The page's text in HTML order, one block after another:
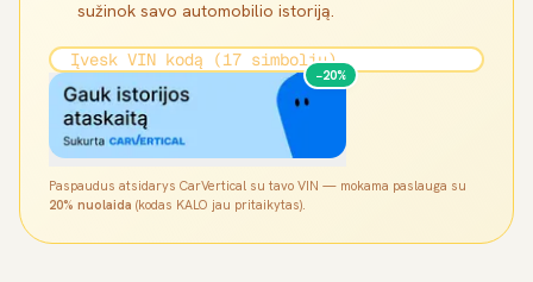
sužinok savo automobilio istoriją.
−20%
Paspaudus atsidarys CarVertical su tavo VIN — mokama paslauga su
20% nuolaida (kodas KALO jau pritaikytas).